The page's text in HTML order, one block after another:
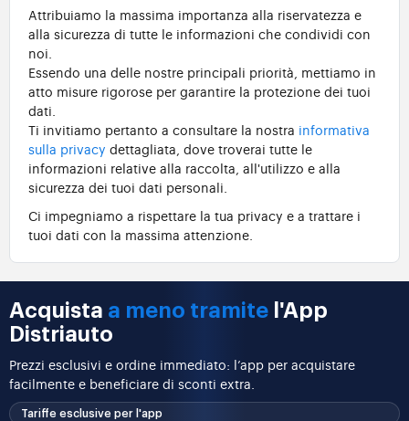
Attribuiamo la massima importanza alla riservatezza e
alla sicurezza di tutte le informazioni che condividi con
noi.
Essendo una delle nostre principali priorità, mettiamo in
atto misure rigorose per garantire la protezione dei tuoi
dati.
Ti invitiamo pertanto a consultare la nostra informativa
sulla privacy dettagliata, dove troverai tutte le
informazioni relative alla raccolta, all'utilizzo e alla
sicurezza dei tuoi dati personali.
Ci impegniamo a rispettare la tua privacy e a trattare i
tuoi dati con la massima attenzione.
Acquista a meno tramite l'App
Distriauto
Prezzi esclusivi e ordine immediato: l’app per acquistare
facilmente e beneficiare di sconti extra.
Tariffe esclusive per l'app